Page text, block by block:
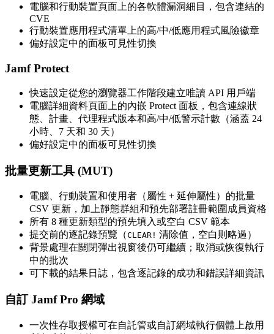
電腦和行動裝置頁面上的各軟體漏洞細目，包含連結的
CVE
行動裝置應用程式清單上的高/中/低應用程式風險徽章
偏好設定中的面板可見性切換
Jamf Protect
快速設定從您的瀏覽器工作階段建立唯讀 API 用戶端
電腦詳細資料頁面上的內嵌 Protect 面板，包含連線狀
態、計畫、代理程式版本和高/中/低警示計數（涵蓋 24
小時、7 天和 30 天）
偏好設定中的面板可見性切換
批量更新工具 (MUT)
電腦、行動裝置和使用者（屬性 + 延伸屬性）的批量
CSV 更新，加上靜態群組和預先部署註冊範圍成員資格
所有 8 種更新類型的預先填入或空白 CSV 範本
提交前的逐記錄預覽（CLEAR! 清除值，空白則略過）
背景處理在關閉彈出視窗後仍可繼續；取消或恢復執行
中的批次
可下載的結果日誌，包含逐記錄的成功和錯誤詳細資訊
自訂 Jamf Pro 網域
一次性存取授權可在自託管或自訂網域執行個體上啟用